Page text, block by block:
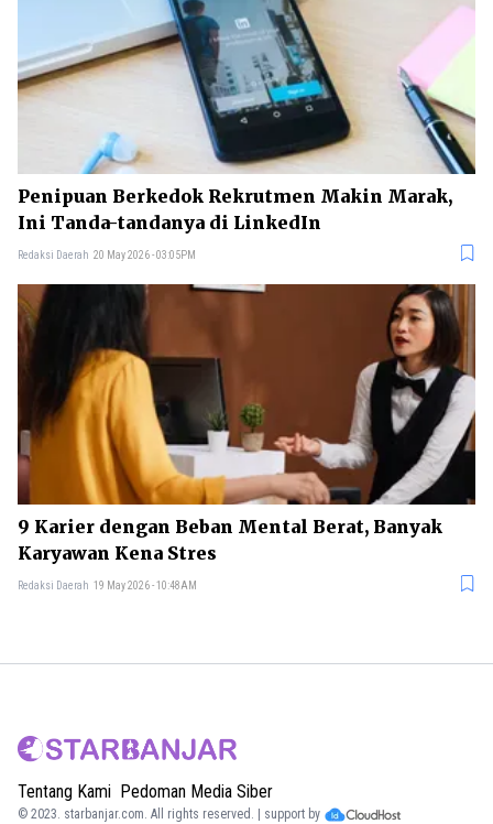
Penipuan Berkedok Rekrutmen Makin Marak,
Ini Tanda-tandanya di LinkedIn
Redaksi Daerah 20 May 2026 - 03:05PM
9 Karier dengan Beban Mental Berat, Banyak
Karyawan Kena Stres
Redaksi Daerah 19 May 2026 - 10:48AM
Tentang Kami Pedoman Media Siber
© 2023. starbanjar.com. All rights reserved. | support by